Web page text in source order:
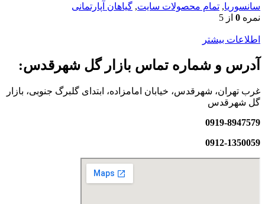
سانسوریا, تمام محصولات سایت, گیاهان آپارتمانی
نمره 0 از 5
اطلاعات بیشتر
آدرس و شماره تماس بازار گل شهرقدس:
غرب تهران، شهرقدس، خیابان امامزاده، ابتدای گلبرگ جنوبی، بازار
گل شهرقدس
0919-8947579
0912-1350059